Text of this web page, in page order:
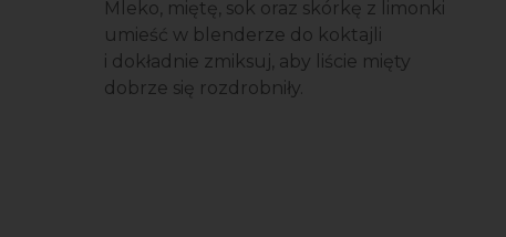
Mleko, miętę, sok oraz skórkę z limonki
umieść w blenderze do koktajli
i dokładnie zmiksuj, aby liście mięty
dobrze się rozdrobniły.